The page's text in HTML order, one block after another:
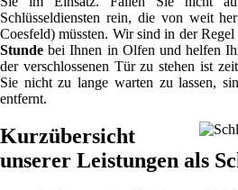
Schlüsseldiensten rein, die von weit
Coesfeld) müssten. Wir sind in der Regel
Stunde bei Ihnen in Olfen und helfen
der verschlossenen Tür zu stehen ist
Sie nicht zu lange warten zu lassen,
entfernt.
Kurzübersicht
unserer Leistungen als